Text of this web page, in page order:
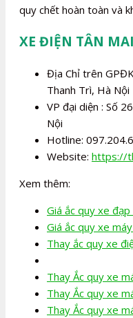
quy chết hoàn toàn và
XE ĐIỆN TÂN MAI
Địa Chỉ trên
Thanh Trì, Hà Nội
VP đại diện : Số
Nội
Hotline:
Website: https://
Xem thêm:
Giá ắc quy xe đạp
Giá ắc quy xe
Thay ắc quy xe
Thay Ắc quy xe
Thay Ắc quy xe
Thay Ắc quy xe